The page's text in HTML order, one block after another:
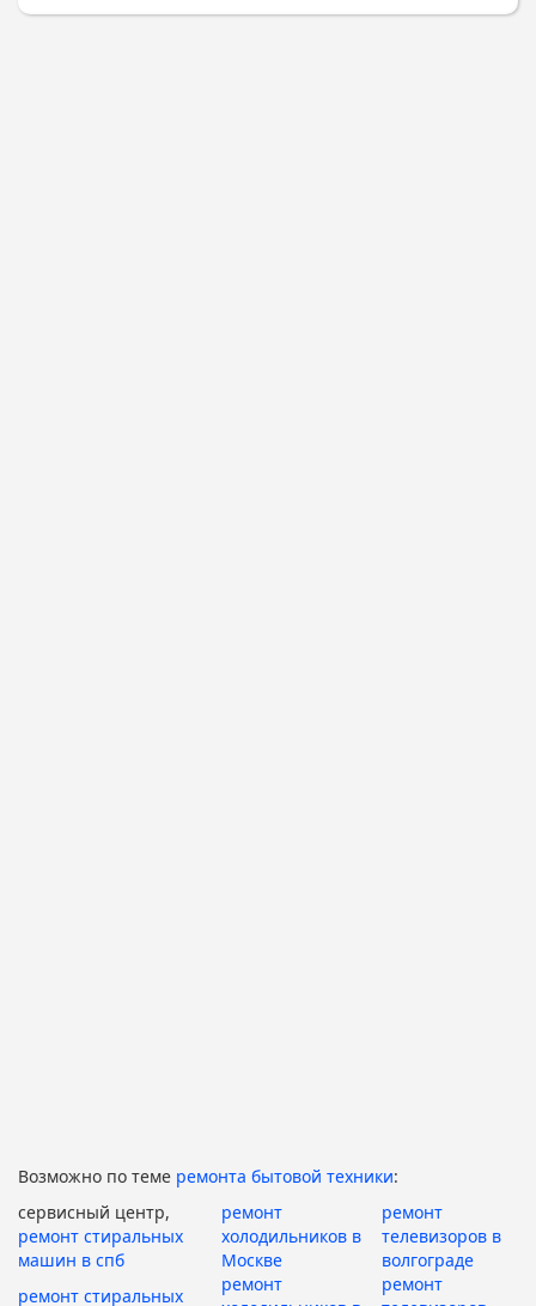
Возможно по теме ремонта бытовой техники:
сервисный центр,
ремонт стиральных
машин в спб
ремонт
холодильников в
Москве
ремонт
телевизоров в
волгограде
ремонт стиральных
ремонт
ремонт